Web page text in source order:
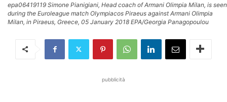
epa06419119 Simone Pianigiani, Head coach of Armani Olimpia Milan, is seen
during the Euroleague match Olympiacos Piraeus against Armani Olimpia
Milan, in Piraeus, Greece, 05 January 2018 EPA/Georgia Panagopoulou
pubblicità